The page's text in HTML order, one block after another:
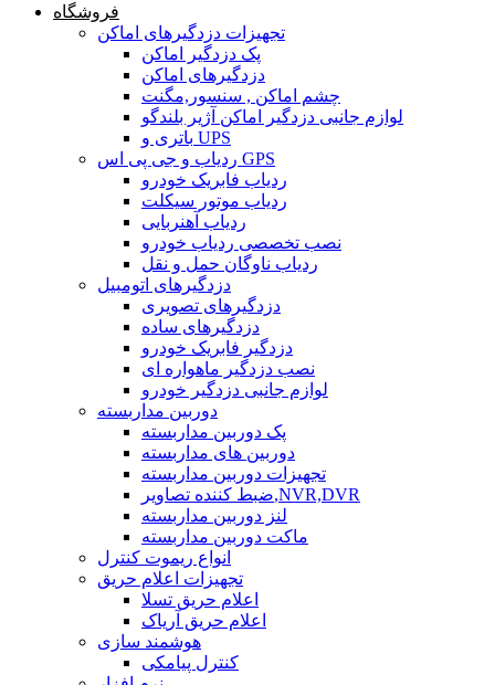
فروشگاه
تجهیزات دزدگیرهای اماکن
پک دزدگیر اماکن
دزدگیرهای اماکن
چشم اماکن , سنسور,مگنت
لوازم جانبی دزدگیر اماکن آژیر بلندگو
باتری و UPS
ردیاب و جی پی اس GPS
ردیاب فابریک خودرو
ردیاب موتور سیکلت
ردیاب آهنربایی
نصب تخصصی ردیاب خودرو
ردیاب ناوگان حمل و نقل
دزدگیرهای اتومبیل
دزدگیرهای تصویری
دزدگیرهای ساده
دزدگیر فابریک خودرو
نصب دزدگیر ماهواره ای
لوازم جانبی دزدگیر خودرو
دوربین مداربسته
پک دوربین مداربسته
دوربین های مداربسته
تجهیزات دوربین مداربسته
ضبط کننده تصاویر,NVR,DVR
لنز دوربین مداربسته
ماکت دوربین مداربسته
انواع ریموت کنترل
تجهیزات اعلام حریق
اعلام حریق تسلا
اعلام حریق آریاک
هوشمند سازی
کنترل پیامکی